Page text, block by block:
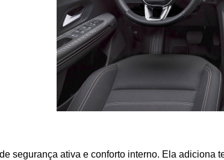
segurança ativa e conforto interno. Ela